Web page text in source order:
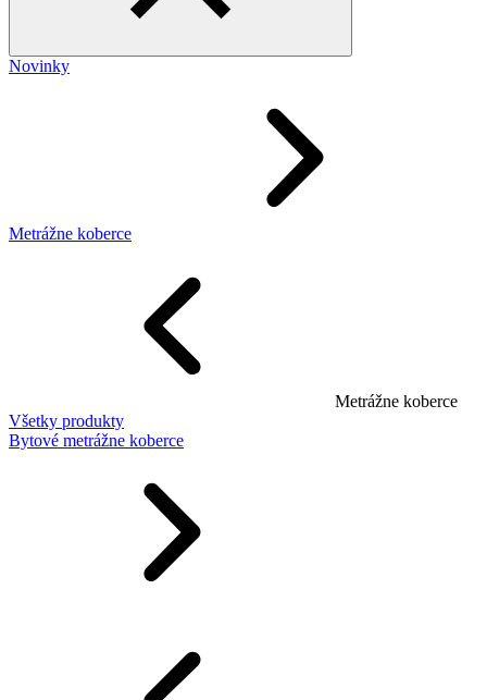
Novinky
Metrážne koberce
Metrážne koberce
Všetky produkty
Bytové metrážne koberce